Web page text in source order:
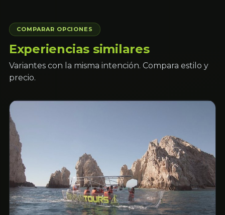
COMPARAR OPCIONES
Experiencias similares
Variantes con la misma intención. Compara estilo y
precio.